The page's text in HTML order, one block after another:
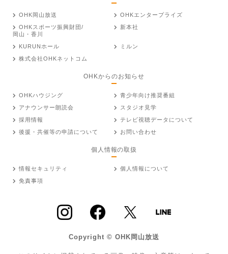
OHK岡山放送
OHKエンタープライズ
OHKスポーツ振興財団/
岡山・香川
新本社
KURUNホール
ミルン
株式会社OHKネットコム
OHKからのお知らせ
OHKハウジング
青少年向け推奨番組
アナウンサー朗読会
スタジオ見学
採用情報
テレビ視聴データについて
後援・共催等の申請について
お問い合わせ
個人情報の取扱
情報セキュリティ
個人情報について
免責事項
Copyright © OHK岡山放送